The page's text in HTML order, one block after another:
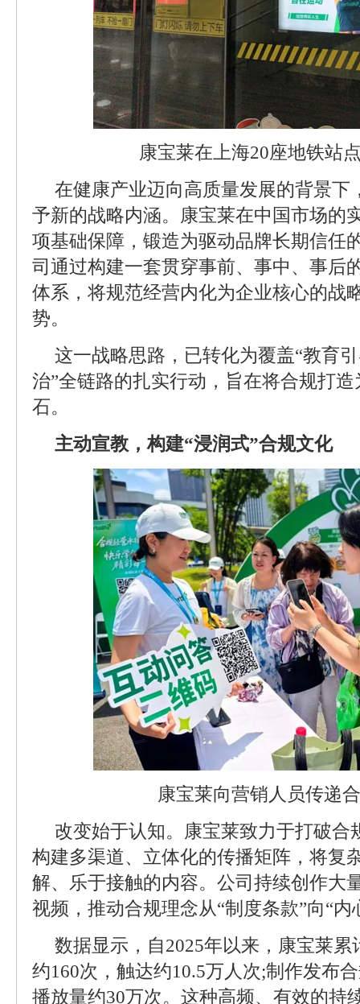
康宝莱在上海20座地铁站
在健康产业迈向高质量发展的背景下
予新的战略内涵。康宝莱在中国市场的
项基础保障，锻造为驱动品牌长期信任
司通过构建一套贯穿事前、事中、事后
体系，将规范经营内化为企业核心的战
势。
这一战略思路，已转化为覆盖“教育
治”全链路的扎实行动，旨在将合规打
石。
主动宣教，构建“浸润式”合规文化
康宝莱向营销人员传递
改变始于认知。康宝莱致力于打破合
构建多渠道、立体化的传播矩阵，将复
解、乐于接触的内容。公司持续创作大
视频，推动合规理念从“制度条款”向“内
数据显示，自2025年以来，康宝莱
约160次，触达约10.5万人次;制作发布
播放量约30万次。这种高频、有效的持